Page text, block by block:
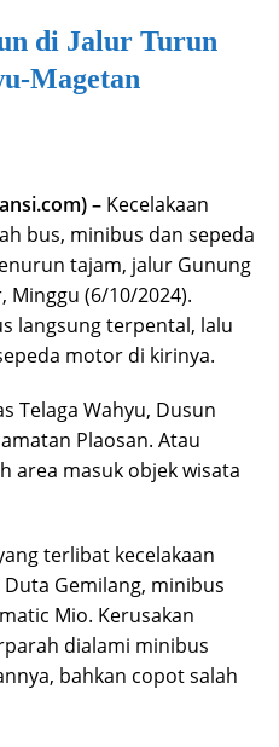
di Jalur Turun
Magetan
– Kecelakaan
bus, minibus dan sepeda
tajam, jalur Gunung
Minggu (6/10/2024).
langsung terpental, lalu
motor di kirinya.
Telaga Wahyu, Dusun
Plaosan. Atau
area masuk objek wisata
terlibat kecelakaan
Gemilang, minibus
Mio. Kerusakan
dialami minibus
bahkan copot salah